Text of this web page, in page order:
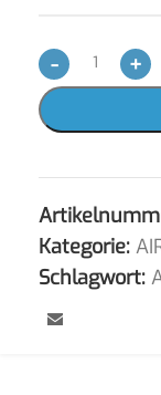
- +
Kategorie:
Schlagwort: